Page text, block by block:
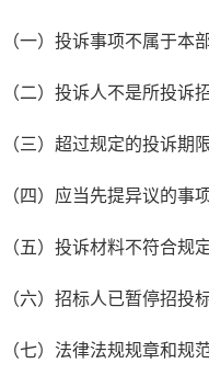
（一）投诉事项不属于本
（二）投诉人不是所投诉
（三）超过规定的投诉期
（四）应当先提异议的事
（五）投诉材料不符合规
（六）招标人已暂停招投
（七）法律法规规章和规